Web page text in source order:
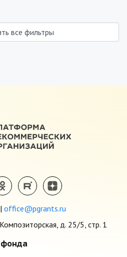
все фильтры
| office@pgrants.ru
д. 25/5, стр. 1